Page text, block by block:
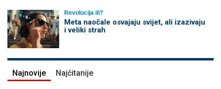
Revolucija ili?
Meta naočale osvajaju svijet, ali izazivaju
i veliki strah
Najnovije Najčitanije